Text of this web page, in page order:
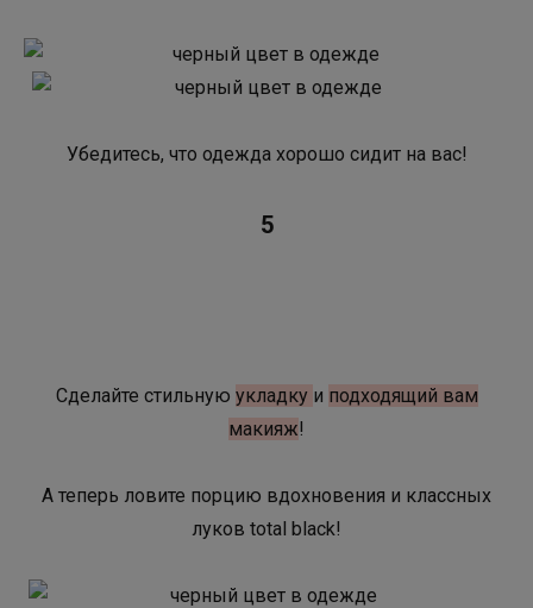
Убедитесь, что одежда хорошо сидит на вас!
5
Сделайте стильную укладку и подходящий вам
макияж!
А теперь ловите порцию вдохновения и классных
луков total black!